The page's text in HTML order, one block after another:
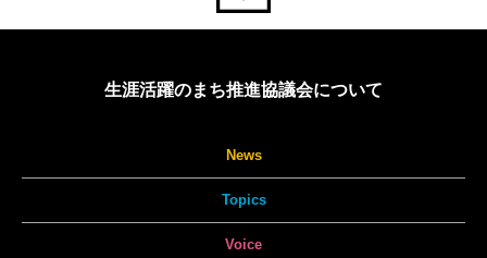
生涯活躍のまち推進協議会について
News
Topics
Voice